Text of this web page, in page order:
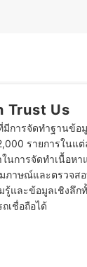
มาส์กหน้าแบบล้างออก
มาส์กออกไหม?
หน?
นช่วงไหนดีที่สุด?
Trust Us
มีการจัดทำฐานข้
รายการในแ
ในการจัดทำเนื้อห
มภาษณ์และตรวจ
รู้และข้อมูลเชิงลึก
เชื่อถือได้